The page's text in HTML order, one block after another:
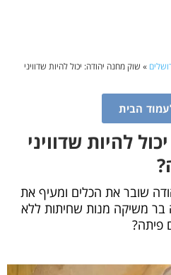
» שוק מחנה יהודה: יכול להיות שדוויני
הבית
להיות שדוויני
שובר את הכלים ומעיף את
בר משיקה מנות שחיתות ללא
פיתה?